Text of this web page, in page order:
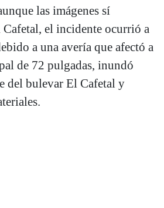
las imágenes sí
el incidente ocurrió a
a una avería que afectó a
de 72 pulgadas, inundó
del bulevar El Cafetal y